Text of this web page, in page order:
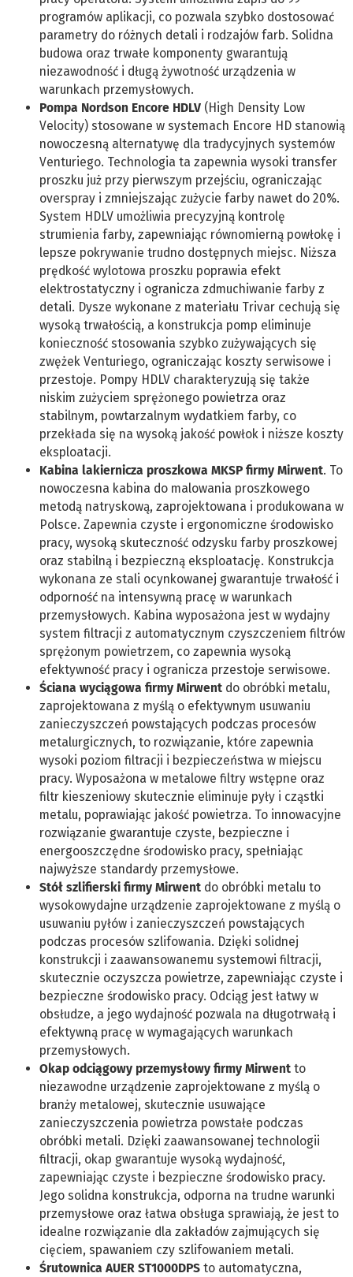
programów aplikacji, co pozwala szybko dostosować
parametry do różnych detali i rodzajów farb. Solidna
budowa oraz trwałe komponenty gwarantują
niezawodność i długą żywotność urządzenia w
warunkach przemysłowych.
Pompa Nordson Encore HDLV (High Density Low
Velocity) stosowane w systemach Encore HD stanowią
nowoczesną alternatywę dla tradycyjnych systemów
Venturiego. Technologia ta zapewnia wysoki transfer
proszku już przy pierwszym przejściu, ograniczając
overspray i zmniejszając zużycie farby nawet do 20%.
System HDLV umożliwia precyzyjną kontrolę
strumienia farby, zapewniając równomierną powłokę i
lepsze pokrywanie trudno dostępnych miejsc. Niższa
prędkość wylotowa proszku poprawia efekt
elektrostatyczny i ogranicza zdmuchiwanie farby z
detali. Dysze wykonane z materiału Trivar cechują się
wysoką trwałością, a konstrukcja pomp eliminuje
konieczność stosowania szybko zużywających się
zwężek Venturiego, ograniczając koszty serwisowe i
przestoje. Pompy HDLV charakteryzują się także
niskim zużyciem sprężonego powietrza oraz
stabilnym, powtarzalnym wydatkiem farby, co
przekłada się na wysoką jakość powłok i niższe koszty
eksploatacji.
Kabina lakiernicza proszkowa MKSP firmy Mirwent. To
nowoczesna kabina do malowania proszkowego
metodą natryskową, zaprojektowana i produkowana w
Polsce. Zapewnia czyste i ergonomiczne środowisko
pracy, wysoką skuteczność odzysku farby proszkowej
oraz stabilną i bezpieczną eksploatację. Konstrukcja
wykonana ze stali ocynkowanej gwarantuje trwałość i
odporność na intensywną pracę w warunkach
przemysłowych. Kabina wyposażona jest w wydajny
system filtracji z automatycznym czyszczeniem filtrów
sprężonym powietrzem, co zapewnia wysoką
efektywność pracy i ogranicza przestoje serwisowe.
Ściana wyciągowa firmy Mirwent do obróbki metalu,
zaprojektowana z myślą o efektywnym usuwaniu
zanieczyszczeń powstających podczas procesów
metalurgicznych, to rozwiązanie, które zapewnia
wysoki poziom filtracji i bezpieczeństwa w miejscu
pracy. Wyposażona w metalowe filtry wstępne oraz
filtr kieszeniowy skutecznie eliminuje pyły i cząstki
metalu, poprawiając jakość powietrza. To innowacyjne
rozwiązanie gwarantuje czyste, bezpieczne i
energooszczędne środowisko pracy, spełniając
najwyższe standardy przemysłowe.
Stół szlifierski firmy Mirwent do obróbki metalu to
wysokowydajne urządzenie zaprojektowane z myślą o
usuwaniu pyłów i zanieczyszczeń powstających
podczas procesów szlifowania. Dzięki solidnej
konstrukcji i zaawansowanemu systemowi filtracji,
skutecznie oczyszcza powietrze, zapewniając czyste i
bezpieczne środowisko pracy. Odciąg jest łatwy w
obsłudze, a jego wydajność pozwala na długotrwałą i
efektywną pracę w wymagających warunkach
przemysłowych.
Okap odciągowy przemysłowy firmy Mirwent to
niezawodne urządzenie zaprojektowane z myślą o
branży metalowej, skutecznie usuwające
zanieczyszczenia powietrza powstałe podczas
obróbki metali. Dzięki zaawansowanej technologii
filtracji, okap gwarantuje wysoką wydajność,
zapewniając czyste i bezpieczne środowisko pracy.
Jego solidna konstrukcja, odporna na trudne warunki
przemysłowe oraz łatwa obsługa sprawiają, że jest to
idealne rozwiązanie dla zakładów zajmujących się
cięciem, spawaniem czy szlifowaniem metali.
Śrutownica AUER ST1000DPS to automatyczna,